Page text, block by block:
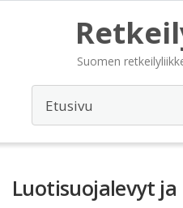
Suomen
Luotisuojalevyt